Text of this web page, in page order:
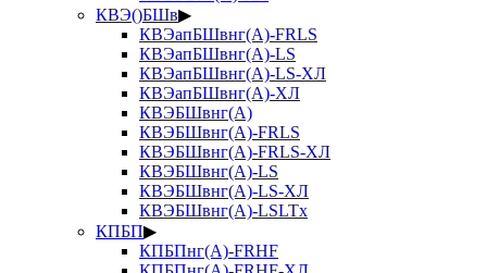
КВЭ()БШв▶
КВЭапБШвнг(А)-FRLS
КВЭапБШвнг(А)-LS
КВЭапБШвнг(А)-LS-ХЛ
КВЭапБШвнг(А)-ХЛ
КВЭБШвнг(А)
КВЭБШвнг(А)-FRLS
КВЭБШвнг(А)-FRLS-ХЛ
КВЭБШвнг(А)-LS
КВЭБШвнг(А)-LS-ХЛ
КВЭБШвнг(А)-LSLTx
КПБП▶
КПБПнг(А)-FRHF